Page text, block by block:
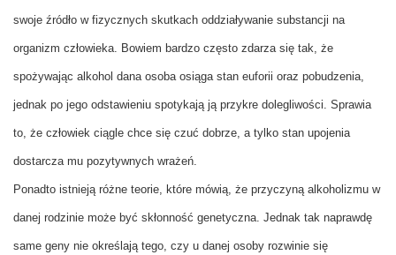
swoje źródło w fizycznych skutkach oddziaływanie substancji na
organizm człowieka. Bowiem bardzo często zdarza się tak, że
spożywając alkohol dana osoba osiąga stan euforii oraz pobudzenia,
jednak po jego odstawieniu spotykają ją przykre dolegliwości. Sprawia
to, że człowiek ciągle chce się czuć dobrze, a tylko stan upojenia
dostarcza mu pozytywnych wrażeń.
Ponadto istnieją różne teorie, które mówią, że przyczyną alkoholizmu w
danej rodzinie może być skłonność genetyczna. Jednak tak naprawdę
same geny nie określają tego, czy u danej osoby rozwinie się